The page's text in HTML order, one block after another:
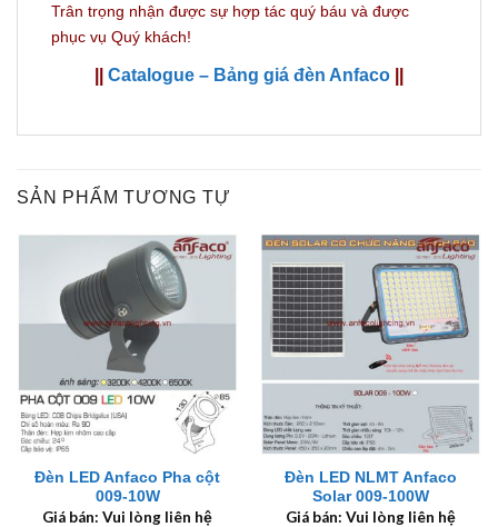
Trân trọng nhận được sự hợp tác quý báu và được
phục vụ Quý khách!
Catalogue – Bảng giá đèn Anfaco
SẢN PHẨM TƯƠNG TỰ
Đèn LED Anfaco Pha cột
009-10W
Giá bán: Vui lòng liên hệ
Đèn LED NLMT Anfaco
Solar 009-100W
Giá bán: Vui lòng liên hệ